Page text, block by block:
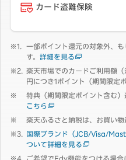
カード盗難保険
一部ポイント還元の対象外、
す。 詳細を見る
楽天市場でのカードご利用額
円につき1ポイント（期間限定
特典（期間限定ポイント含む）
こちら
楽天ふるさと納税は、お買い物
国際ブランド（JCB/Visa/
ついて詳細を見る
ご希望でEdy機能をつける場合